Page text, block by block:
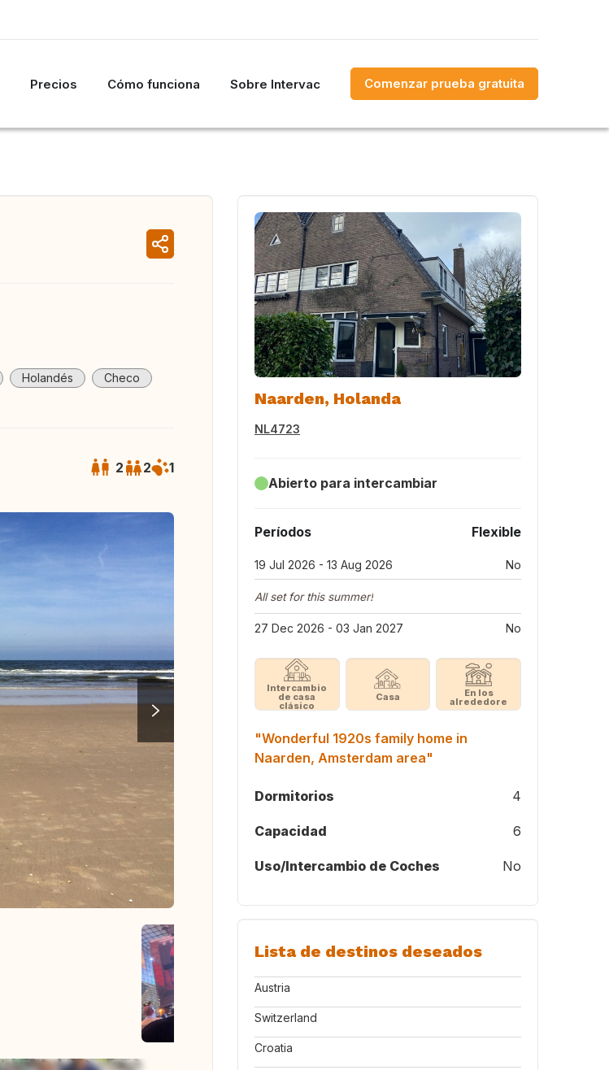
Precios Cómo funciona Sobre Intervac Comenzar prueba gratuita
Holandés Checo
2 2 1
Naarden, Holanda
NL4723
Abierto para intercambiar
Períodos Flexible
19 Jul 2026 - 13 Aug 2026 No
All set for this summer!
27 Dec 2026 - 03 Jan 2027 No
Intercambio
de casa
clásico
Casa En los
alrededore
"Wonderful 1920s family home in
Naarden, Amsterdam area"
Dormitorios 4
Capacidad 6
Uso/Intercambio de Coches No
Lista de destinos deseados
Austria
Switzerland
Croatia